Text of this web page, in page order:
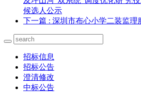
候选人公示
下一篇 : 深圳市布心小学二装监理
招标信息
招标公告
澄清修改
中标公告